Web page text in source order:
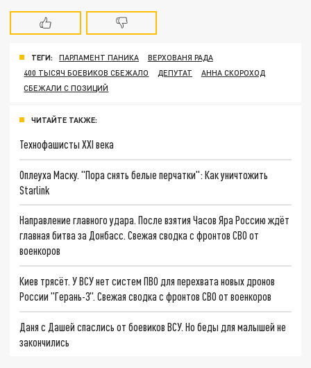
ТЕГИ: ПАРЛАМЕНТ ПАНИКА
ВЕРХОВАНЯ РАДА
400 ТЫСЯЧ БОЕВИКОВ СБЕЖАЛО
ДЕПУТАТ
АННА СКОРОХОД
СБЕЖАЛИ С ПОЗИЦИЙ
ЧИТАЙТЕ ТАКЖЕ:
Технофашисты XXI века
Оплеуха Маску. "Пора снять белые перчатки": Как уничтожить
Starlink
Направление главного удара. После взятия Часов Яра Россию ждёт
главная битва за Донбасс. Свежая сводка с фронтов СВО от
военкоров
Киев трясёт. У ВСУ нет систем ПВО для перехвата новых дронов
России "Герань-3". Свежая сводка с фронтов СВО от военкоров
Даня с Дашей спаслись от боевиков ВСУ. Но беды для малышей не
закончились